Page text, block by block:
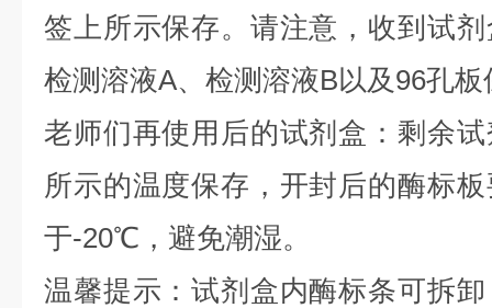
签上所示保存。请注意，收到试
检测溶液A、检测溶液B以及96孔
老师们再使用后的试剂盒：剩余
所示的温度保存，开封后的酶标
于-20℃，避免潮湿。
温馨提示：试剂盒内酶标条可拆